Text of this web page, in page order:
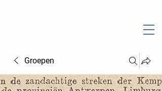
Groepen